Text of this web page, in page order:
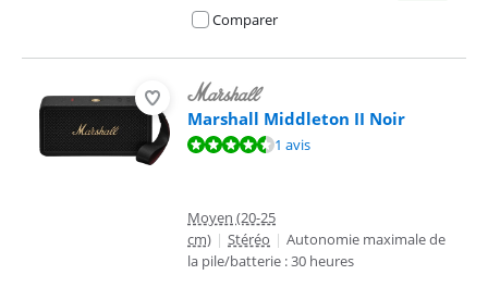
Comparer
Marshall Middleton II Noir
La note est de 9,3 sur 10, basée sur 1 avis.1 avis
Moyen (20-25
cm) | Stéréo | Autonomie maximale de
la pile/batterie : 30 heures